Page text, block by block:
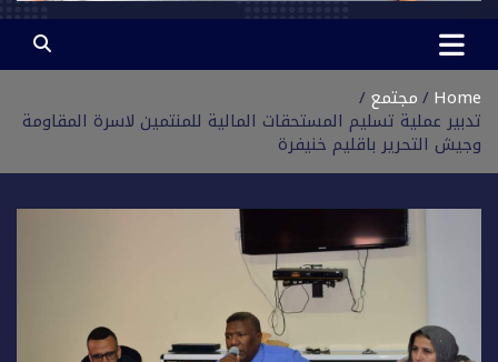
Home مجتمع
تدبير عملية تسليم المستحقات المالية للمنتمين لاسرة المقاومة
وجيش التحرير باقليم خنيفرة